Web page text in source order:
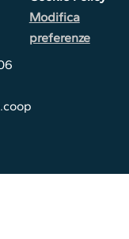
Modifica
preferenze